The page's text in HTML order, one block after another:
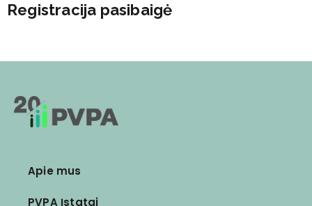
Registracija pasibaigė
Apie mus
PVPA Įstatai